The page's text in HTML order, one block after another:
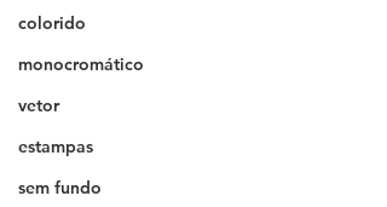
colorido
monocromático
vetor
estampas
sem fundo